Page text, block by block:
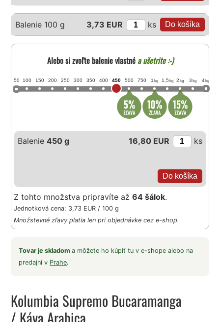
Balenie 100 g 3,73 EUR ks
Alebo si zvoľte balenie vlastnéa ušetrite :-)
50 100 150 200 250 300 350 400 450 500 750 1 kg 1,5 kg 2 kg 3 kg 4 kg
Balenie450 g 16,80 EUR ks
Z tohto množstva pripravíte až64 šálok.
Jednotková cena: 3,73 EUR / 100 g
Množstevné zľavy platia len pri objednávke cez e-shop.
Tovar je skladoma môžete ho kúpiť tu v e-shope alebo na
predajni v Prahe.
Kolumbia Supremo Bucaramanga
/ Káva Arabica